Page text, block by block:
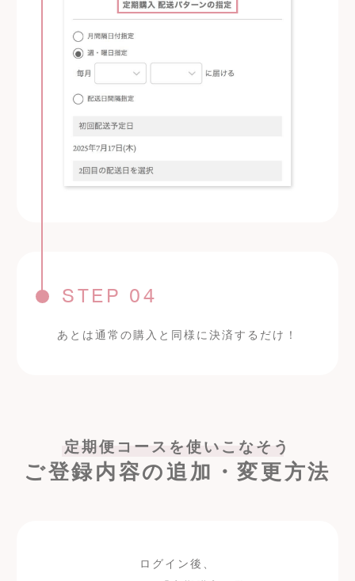
STEP 04
あとは通常の購入と同様に決済するだけ！
定期便コースを使いこなそう
ご登録内容の追加・変更方法
ログイン後、